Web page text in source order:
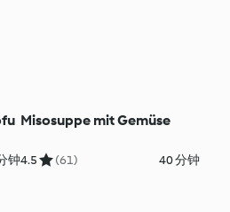
钟
Misosuppe mit Gemüse
4.5 (61) 40 分钟